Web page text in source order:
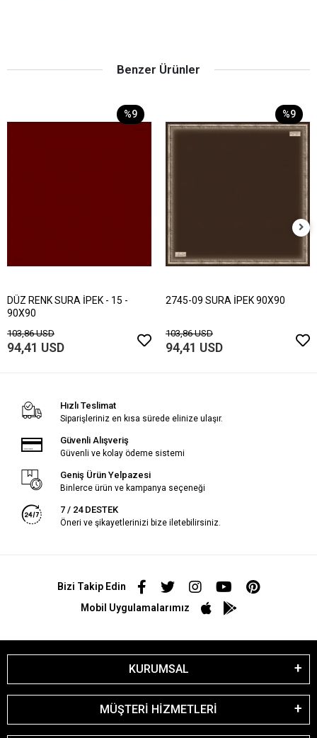
Benzer Ürünler
%9
DÜZ RENK SURA İPEK - 15 -
90X90
103,86 USD
94,41 USD
%9
2745-09 SURA İPEK 90X90
103,86 USD
94,41 USD
Hızlı Teslimat
Siparişleriniz en kısa sürede elinize ulaşır.
Güvenli Alışveriş
Güvenli ve kolay ödeme sistemi
Geniş Ürün Yelpazesi
Binlerce ürün ve kampanya seçeneği
7 / 24 DESTEK
Öneri ve şikayetlerinizi bize iletebilirsiniz.
Bizi Takip Edin
Mobil Uygulamalarımız
KURUMSAL
MÜŞTERİ HİZMETLERİ